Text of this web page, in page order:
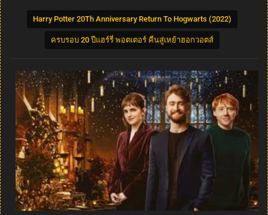
Harry Potter 20Th Anniversary Return To Hogwarts (2022)
ครบรอบ 20 ปีแฮร์รี่ พอตเตอร์ คืนสู่เหย้าฮอกวอตส์